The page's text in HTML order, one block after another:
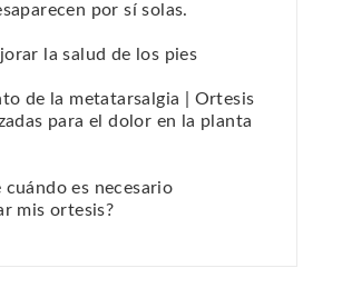
por sí solas.
la salud de los pies
de la metatarsalgia | Ortesis
para el dolor en la planta
cuándo es necesario
mis ortesis?